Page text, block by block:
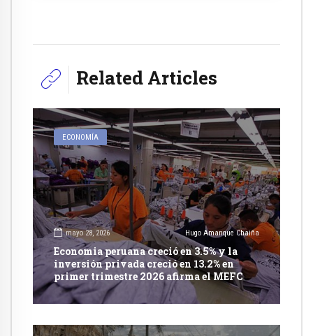
Related Articles
ECONOMÍA
mayo 28, 2026 Hugo Amanque Chaiña
Economia peruana creció en 3.5% y la
inversión privada creció en 13.2% en
primer trimestre 2026 afirma el MEFC